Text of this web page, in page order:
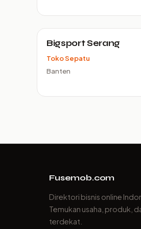
Bigsport Serang
Toko Sepatu
Banten
Fusemob.com
Direktori bisnis online
Temukan usaha, produk,
terdekat.